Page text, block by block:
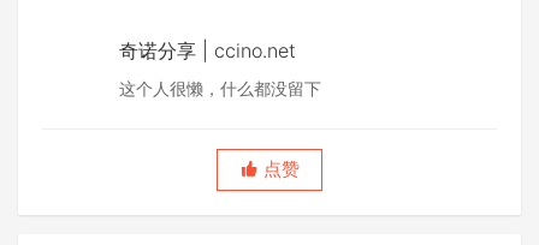
奇诺分享 | ccino.net
这个人很懒，什么都没留下
点赞